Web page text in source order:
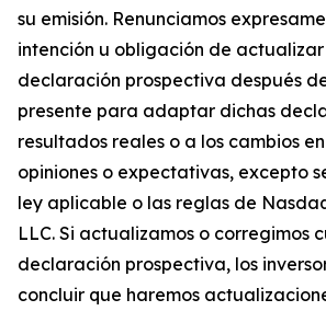
su emisión. Renunciamos
intención u obligación de
declaración prospectiva después
presente para adaptar dichas
resultados reales o a los cambios
opiniones o expectativas, excepto
ley aplicable o las reglas de
LLC. Si actualizamos o corregimos
declaración prospectiva, los
concluir que haremos